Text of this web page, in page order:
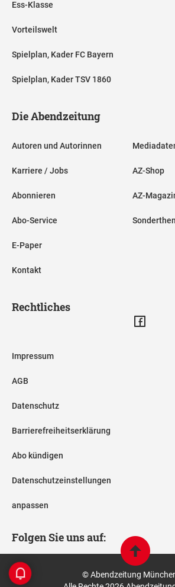
Ess-Klasse
Vorteilswelt
Spielplan, Kader FC Bayern
Spielplan, Kader TSV 1860
Die Abendzeitung
Autoren und Autorinnen
Karriere / Jobs
Abonnieren
Abo-Service
E-Paper
Kontakt
AZ-Shop
AZ-
Rechtliches
Impressum
AGB
Datenschutz
Barrierefreiheitserklärung
Abo kündigen
Datenschutzeinstellungen
anpassen
Folgen Sie uns auf:
© Abendzeitung